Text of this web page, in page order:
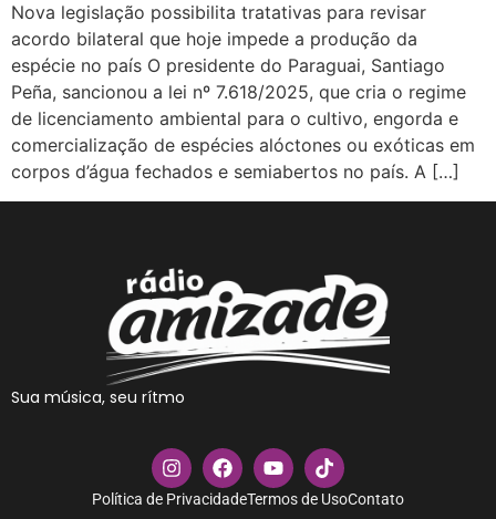
Nova legislação possibilita tratativas para revisar
acordo bilateral que hoje impede a produção da
espécie no país O presidente do Paraguai, Santiago
Peña, sancionou a lei nº 7.618/2025, que cria o regime
de licenciamento ambiental para o cultivo, engorda e
comercialização de espécies alóctones ou exóticas em
corpos d’água fechados e semiabertos no país. A […]
Sua música, seu rítmo
Política de PrivacidadeTermos de UsoContato